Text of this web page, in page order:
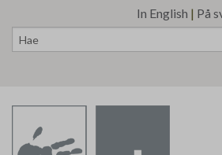
In English | På